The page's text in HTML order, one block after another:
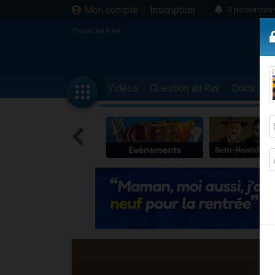
Mon compte / Inscription
3 personnes
Odaya vient
3
2
13
Il reste
12
2 personnes
2
3 personnes
8
Paracha Réé
Vidéos Question au Rav Dons